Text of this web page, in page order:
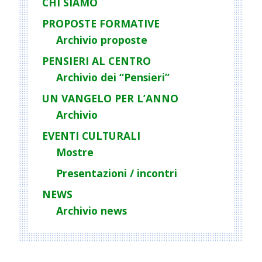
PROPOSTE FORMATIVE
Archivio proposte
PENSIERI AL CENTRO
Archivio dei “Pensieri”
UN VANGELO PER L’ANNO
Archivio
EVENTI CULTURALI
Mostre
Presentazioni / incontri
NEWS
Archivio news